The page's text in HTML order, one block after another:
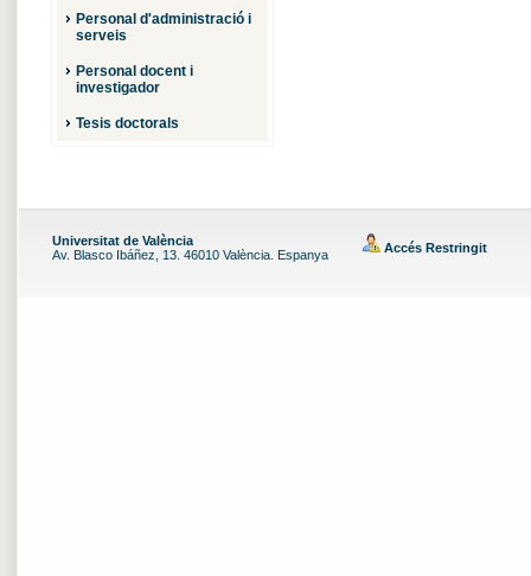
Personal d'administració i
serveis
Personal docent i
investigador
Tesis doctorals
Universitat de València
Av. Blasco Ibáñez, 13. 46010 València. Espanya
Accés Restringit